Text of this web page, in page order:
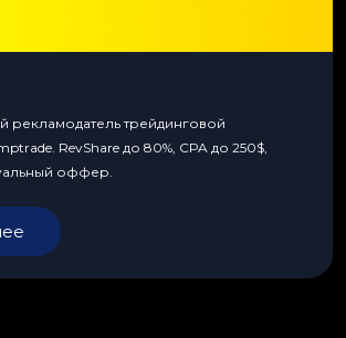
рекламодатель трейдинговой
RevShare до 80%, CPA до 250$,
оффер.